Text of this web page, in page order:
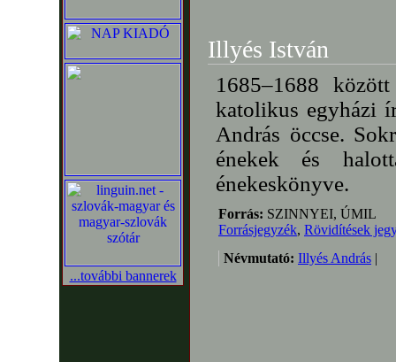
...további bannerek
Illyés István
1685–1688
katolikus egyházi
András öccse.
énekek és
énekeskönyve.
Forrás: SZINNYEI, ÚMIL
Forrásjegyzék, Rövidítések
Névmutató: Illyés András |